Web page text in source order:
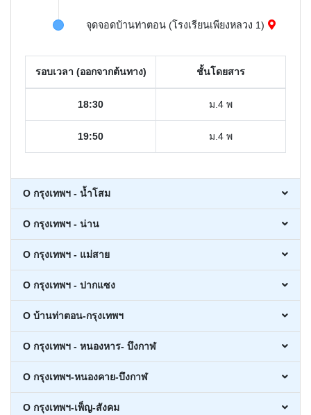
จุดจอดบ้านท่าตอน (โรงเรียนเพียงหลวง 1)
รอบเวลา (ออกจากต้นทาง) ชั้นโดยสาร
18:30 ม.4 พ
19:50 ม.4 พ
O กรุงเทพฯ - น้ำโสม
O กรุงเทพฯ - น่าน
O กรุงเทพฯ - แม่สาย
O กรุงเทพฯ - ปากแซง
O บ้านท่าตอน-กรุงเทพฯ
O กรุงเทพฯ - หนองหาร- บึงกาฬ
O กรุงเทพฯ-หนองคาย-บึงกาฬ
O กรุงเทพฯ-เพ็ญ-สังคม